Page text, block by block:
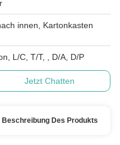
innen, Kartonkasten
L/C, T/T, , D/A, D/P
Jetzt Chatten
Beschreibung Des Produkts